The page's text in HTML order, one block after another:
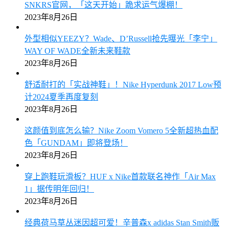
SNKRS官网，「这天开始」跪求运气爆棚！
2023年8月26日
外型相似YEEZY？Wade、D’Russell抢先曝光「李宁」
WAY OF WADE全新未来鞋款
2023年8月26日
舒适耐打的「实战神鞋」！Nike Hyperdunk 2017 Low预
计2024夏季再度复刻
2023年8月26日
这颜值到底怎么输？Nike Zoom Vomero 5全新超热血配
色「GUNDAM」即将登场！
2023年8月26日
穿上跑鞋玩滑板？HUF x Nike首款联名神作「Air Max
1」据传明年回归！
2023年8月26日
经典荷马草丛迷因超可爱！辛普森x adidas Stan Smith贩